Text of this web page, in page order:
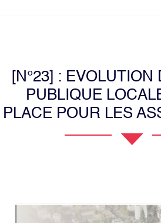
[N°23] : EVOLUTION
PUBLIQUE
PLACE POUR LES